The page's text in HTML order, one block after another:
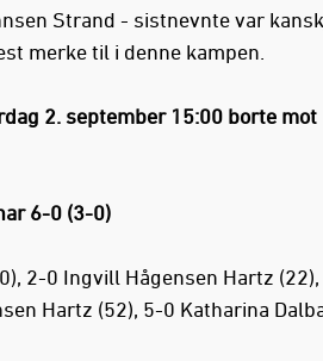
Strand - sistnevnte var
merke til i denne kampen.
2. september 15:00 borte mot
6-0 (3-0)
2-0 Ingvill Hågensen Hartz (22),
Hartz (52), 5-0 Katharina